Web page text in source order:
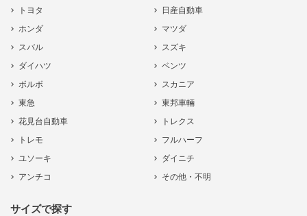
トヨタ
日産自動車
ホンダ
マツダ
スバル
スズキ
ダイハツ
ベンツ
ボルボ
スカニア
東急
東邦車輛
花見台自動車
トレクス
トレモ
フルハーフ
ユソーキ
ダイニチ
アンチコ
その他・不明
サイズで探す